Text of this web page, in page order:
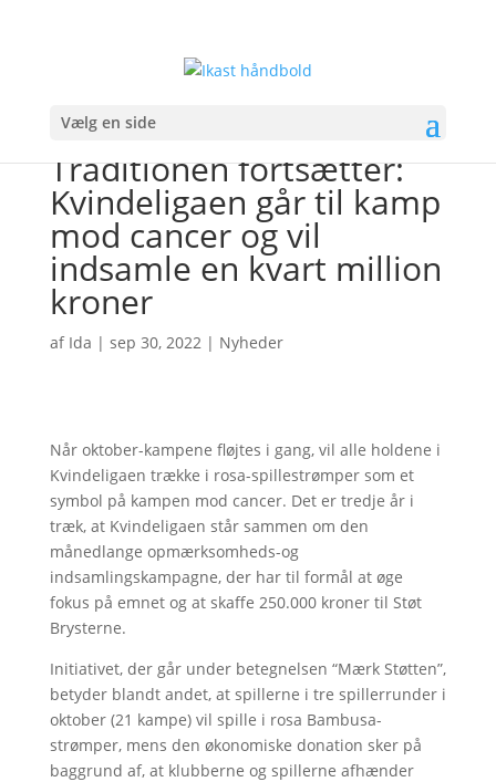
Vælg en side
Traditionen fortsætter:
Kvindeligaen går til kamp
mod cancer og vil
indsamle en kvart million
kroner
af Ida | sep 30, 2022| Nyheder
Når oktober-kampene fløjtes i gang, vil alle holdene i
Kvindeligaen trække i rosa-spillestrømper som et
symbol på kampen mod cancer. Det er tredje år i
træk, at Kvindeligaen står sammen om den
månedlange opmærksomheds-og
indsamlingskampagne, der har til formål at øge
fokus på emnet og at skaffe 250.000 kroner til Støt
Brysterne.
Initiativet, der går under betegnelsen “Mærk Støtten”,
betyder blandt andet, at spillerne i tre spillerrunder i
oktober (21 kampe) vil spille i rosa Bambusa-
strømper, mens den økonomiske donation sker på
baggrund af, at klubberne og spillerne afhænder